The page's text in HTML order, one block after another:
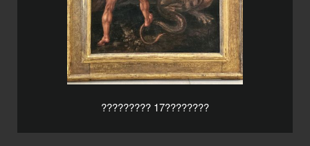
????????? 17????????